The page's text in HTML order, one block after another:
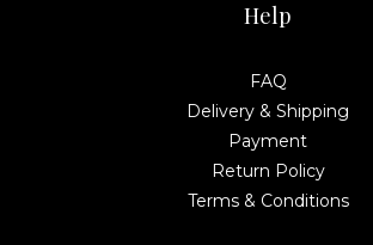
Help
FAQ
Delivery & Shipping
Payment
Return Policy
Terms & Conditions